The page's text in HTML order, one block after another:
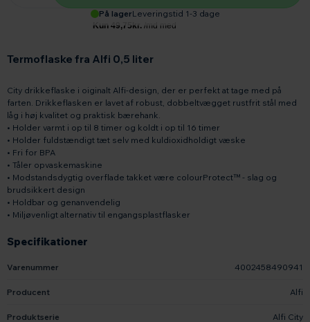
Specifikationer
Varenummer 4002458490941
Producent Alfi
Produktserie Alfi City
Termoflaske fra Alfi 0,5 liter
City drikkeflaske i oiginalt Alfi-design, der er perfekt at tage med på
farten. Drikkeflasken er lavet af robust, dobbeltvægget rustfrit stål med
låg i høj kvalitet og praktisk bærehank.
• Holder varmt i op til 8 timer og koldt i op til 16 timer
• Holder fuldstændigt tæt selv med kuldioxidholdigt væske
• Fri for BPA
• Tåler opvaskemaskine
• Modstandsdygtig overflade takket være colourProtect™ - slag og
brudsikkert design
• Holdbar og genanvendelig
• Miljøvenligt alternativ til engangsplastflasker
På lager Leveringstid 1-3 dage